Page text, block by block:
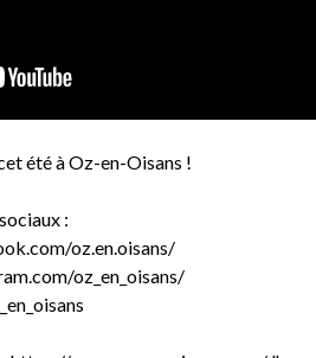
été à Oz-en-Oisans !
:
oz.en.oisans/
oz_en_oisans/